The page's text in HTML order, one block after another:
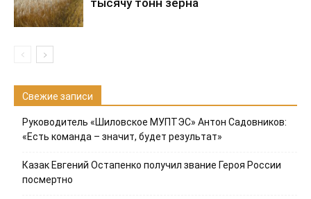
Свежие записи
Руководитель «Шиловское МУПТЭС» Антон Садовников:
«Есть команда – значит, будет результат»
Казак Евгений Остапенко получил звание Героя России
посмертно